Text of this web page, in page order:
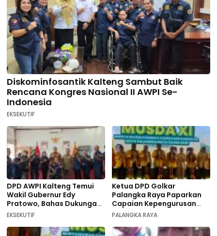
Diskominfosantik Kalteng Sambut Baik
Rencana Kongres Nasional II AWPI Se-
Indonesia
EKSEKUTIF
DPD AWPI Kalteng Temui
Wakil Gubernur Edy
Pratowo, Bahas Dukungan
Kongres Nasional II AWPI di
EKSEKUTIF
Ketua DPD Golkar
Palangka Raya Paparkan
Capaian Kepengurusan
pada Pembukaan Musda XI
PALANGKA RAYA